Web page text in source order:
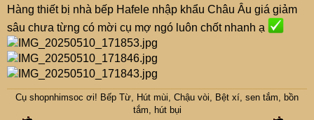
Hàng thiết bị nhà bếp Hafele nhập khẩu Châu Âu giá giảm
sâu chưa từng có mời cụ mợ ngó luôn chốt nhanh ạ
Cụ shopnhimsoc ơi! Bếp Từ, Hút mùi, Chậu vòi, Bệt xí, sen tắm, bồn
tắm, hút bụi